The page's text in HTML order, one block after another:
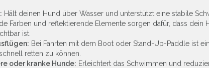
Hält deinen Hund über Wasser und unterstützt eine stabile
Farben und reflektierende Elemente sorgen dafür, dass dein
ist.
Bei Fahrten mit dem Boot oder Stand-Up-Paddle ist
retten zu können.
oder kranke Hunde: Erleichtert das Schwimmen und